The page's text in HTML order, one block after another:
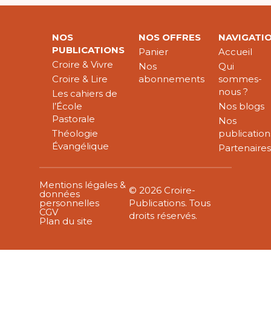
NOS
PUBLICATIONS
Croire & Vivre
Croire & Lire
Les cahiers de
l’École
Pastorale
Théologie
Évangélique
NOS OFFRES
Panier
Nos
abonnements
Accueil
Qui
sommes-
nous ?
Nos blogs
Nos
Partenaires
Mentions légales &
données
personnelles
CGV
Plan du site
© 2026 Croire-
Publications. Tous
droits réservés.